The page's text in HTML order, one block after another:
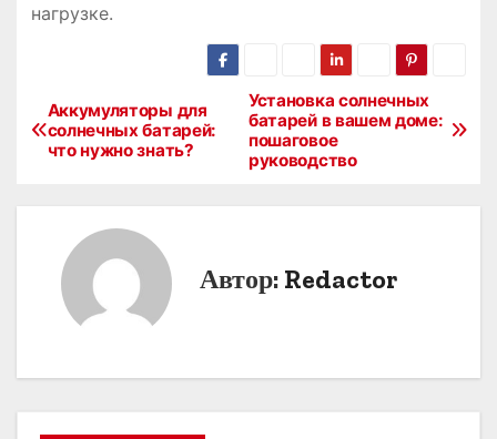
нагрузке.
Н
ц
Установка солнечных
батарей в вашем доме:
пошаговое
руководство
Аккумуляторы для
солнечных батарей:
что нужно знать?
Автор: Redactor